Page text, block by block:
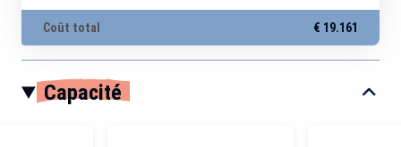
Coût total € 19.161
Capacité